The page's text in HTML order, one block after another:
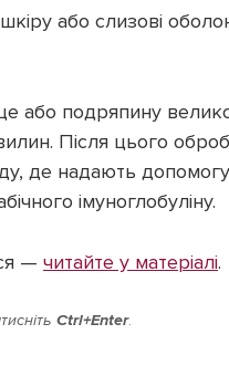
або слизові
або подряпину
Після цього
де надають
імуноглобуліну.
— читайте у матеріалі.
Ctrl+Enter.